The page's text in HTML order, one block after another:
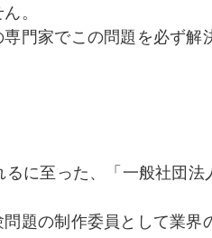
。
門家でこの問題を必ず解
に至った、「一般社団法
題の制作委員として業界